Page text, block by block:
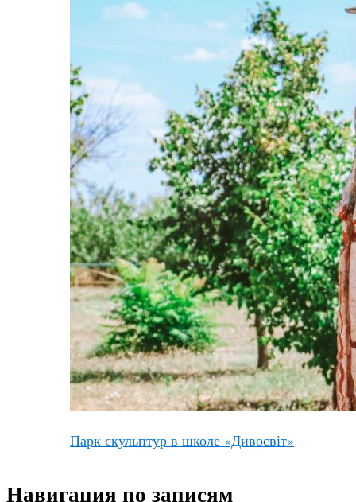
Парк скульптур в школе «Дивосвіт»
Навигация по записям